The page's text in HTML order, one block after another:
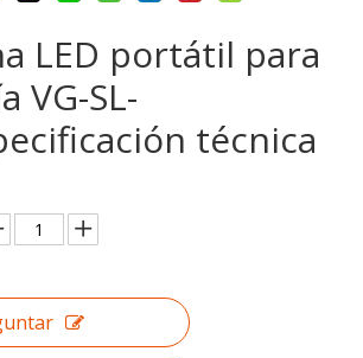
LED portátil para
VG-SL-
técnica